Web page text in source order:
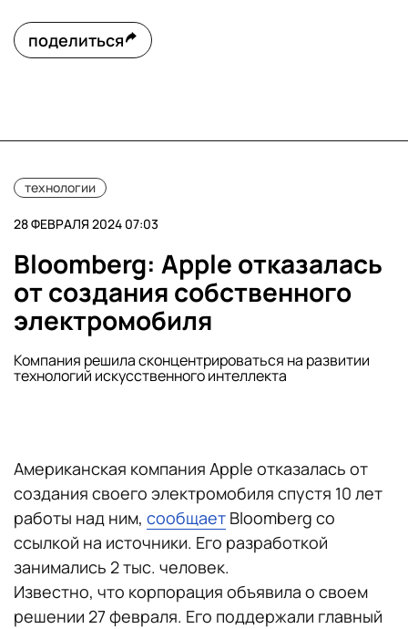
поделиться
технологии
28 ФЕВРАЛЯ 2024 07:03
Bloomberg: Apple отказалась
от создания собственного
электромобиля
Компания решила сконцентрироваться на развитии
технологий искусственного интеллекта
Американская компания Apple отказалась от
создания своего электромобиля спустя 10 лет
работы над ним, сообщает Bloomberg со
ссылкой на источники. Его разработкой
занимались 2 тыс. человек.
Известно, что корпорация объявила о своем
решении 27 февраля. Его поддержали главный